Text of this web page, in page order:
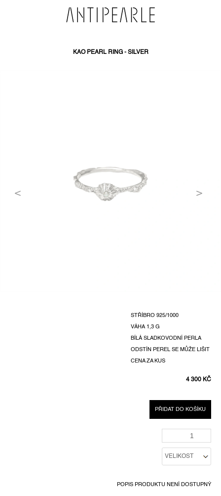
KAO PEARL RING - SILVER
4 300 KČ
CENA:
PŘIDAT DO KOŠÍKU
STŘÍBRO 925/1000
VÁHA 1,3 G
BÍLÁ SLADKOVODNÍ PERLA
ODSTÍN PEREL SE MŮŽE LIŠIT
CENA ZA KUS
POPIS PRODUKTU NENÍ DOSTUPNÝ